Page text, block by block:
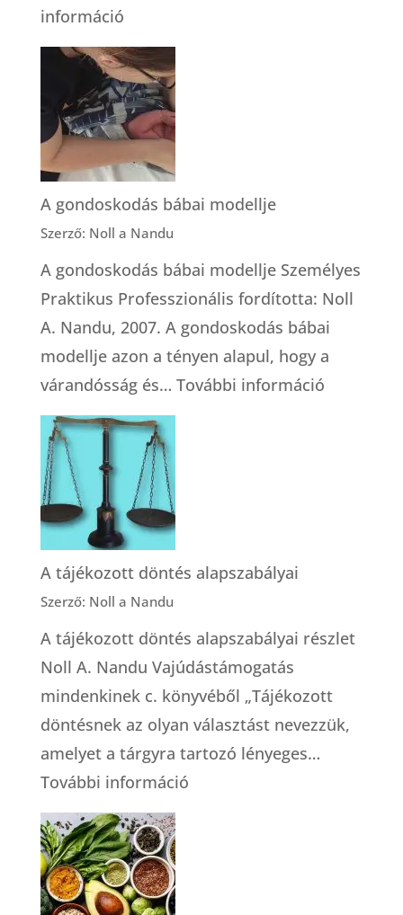
információ:
Testvérek
a
szülésnél
A gondoskodás bábai modellje
Szerző: Noll a Nandu
A gondoskodás bábai modellje Személyes
Praktikus Professzionális fordította: Noll
A. Nandu, 2007. A gondoskodás bábai
modellje azon a tényen alapul, hogy a
várandósság és… További információ:
A tájékozott döntés alapszabályai
Szerző: Noll a Nandu
A tájékozott döntés alapszabályai részlet
Noll A. Nandu Vajúdástámogatás
mindenkinek c. könyvéből „Tájékozott
döntésnek az olyan választást nevezzük,
amelyet a tárgyra tartozó lényeges…
További információ: